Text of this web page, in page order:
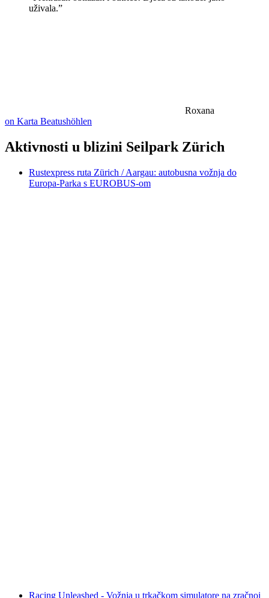
uživala.”
Roxana
on Karta Beatushöhlen
Aktivnosti u blizini Seilpark Zürich
Rustexpress ruta Zürich / Aargau: autobusna vožnja do
Europa-Parka s EUROBUS-om
Racing Unleashed - Vožnja u trkačkom simulatore na zračnoj